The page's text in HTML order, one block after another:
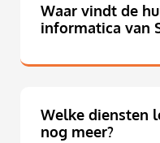
Waar vindt de
informatica van
Welke diensten
nog meer?